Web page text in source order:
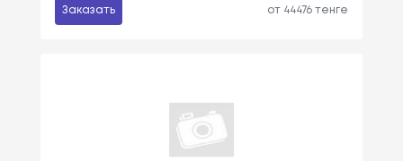
Заказать от 44476 тенге